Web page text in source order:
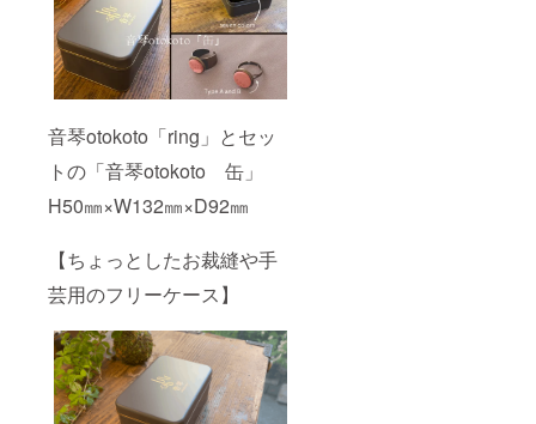
音琴otokoto「ring」とセッ
トの「音琴otokoto 缶」
H50㎜×W132㎜×D92㎜
【ちょっとしたお裁縫や手
芸用のフリーケース】